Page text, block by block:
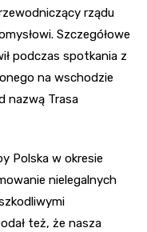
rządu
Szczegółowe
podczas spotkania z
na wschodzie
nazwą Trasa
Polska w okresie
nielegalnych
też, że nasza